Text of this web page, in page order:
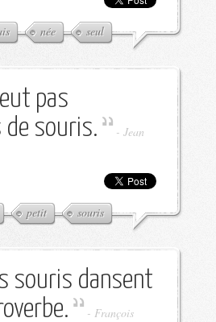
née seul
pas
souris.
- Jean
petit souris
souris dansent
- François